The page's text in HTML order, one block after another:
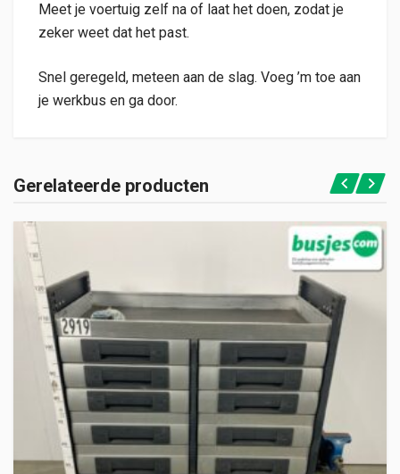
Meet je voertuig zelf na of laat het doen, zodat je
zeker weet dat het past.
Snel geregeld, meteen aan de slag. Voeg ’m toe aan
je werkbus en ga door.
Gerelateerde producten